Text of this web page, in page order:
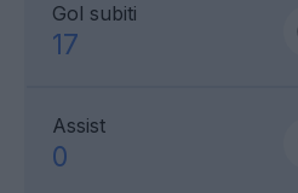
Gol subiti
17
Assist
0